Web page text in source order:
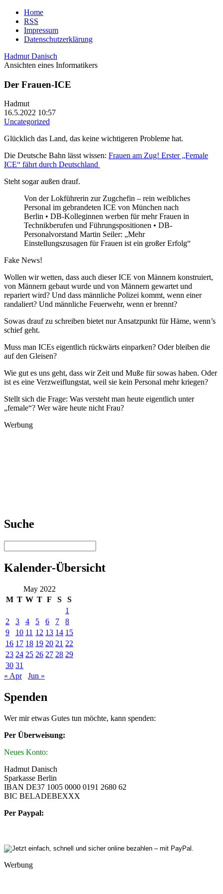
Home
RSS
Impressum
Datenschutzerklärung
Hadmut Danisch
Ansichten eines Informatikers
Der Frauen-ICE
Hadmut
16.5.2022 10:57
Uncategorized
Glücklich das Land, das keine wichtigeren Probleme hat.
Die Deutsche Bahn lässt wissen: Frauen am Zug! Erster „Female
ICE“ fährt durch Deutschland
Steht sogar außen drauf.
Von der Lokführerin zur Zugchefin – rein weibliches
Personal im gebrandeten ICE von München nach
Berlin • DB-Kolleginnen werben für mehr Frauen in
Technikberufen und Führungspositionen • DB-
Personalvorstand Martin Seiler: „Mehr
Einstellungszusagen für Frauen ist ein großer Erfolg“
Fake News!
Wollen wir wetten, dass auch dieser ICE von Männern konstruiert,
von Männern gebaut wurde und von Männern gewartet und
repariert wird? Und dass männliche Polizei kommt, wenn einer
randaliert? Und männliche Feuerwehr, wenn er brennt?
Sowas drauf zu schreiben bietet nur Ansatzpunkt für Häme, wenn’s
schief geht.
Muss man ICEs eigentlich rückwärts einparken? Oder bleiben die
auf den Gleisen?
Wie gut es uns geht, dass wir Zeit und Muße für sowas haben. Oder
ist es eine Verzweiflungstat, weil sie kein Personal mehr kriegen?
Stellt sich die Frage: Was versteht man heute eigentlich unter
„female“? Wer wäre heute nicht Frau?
Werbung
Suche
Kalender-Übersicht
May 2022
M T W T F S
S
1
2
3 4 5 6 7
8
9
10 11 12 13 14 15
16 17 18 19 20 21 22
23 24 25 26 27 28 29
30 31
« Apr
Jun »
Spenden
Wer mir etwas Gutes tun möchte, kann spenden:
Per Überweisung:
Neues Konto:
Hadmut Danisch
Sparkasse Berlin
IBAN DE37 1005 0000 0191 2680 62
BIC BELADEBEXXX
Per Paypal:
Werbung